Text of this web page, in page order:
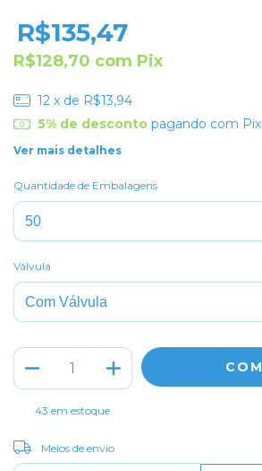
R$135,47
R$128,70 com Pix
12 x de R$13,94
5% de descontopagando com Pix
Ver mais detalhes
Quantidade de Embalagens
Válvula
43 em estoque
Entregas para o CEP:
Meios de envio